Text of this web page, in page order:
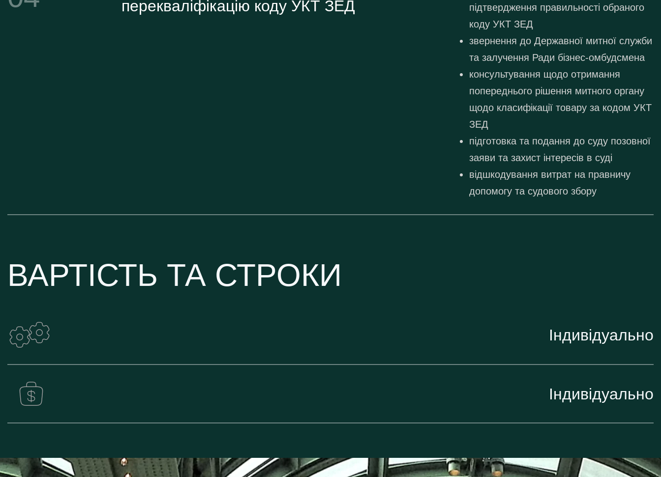
перекваліфікацію коду УКТ ЗЕД
підтвердження правильності обраного
коду УКТ ЗЕД
звернення до Державної митної служби
та залучення Ради бізнес-омбудсмена
консультування щодо отримання
попереднього рішення митного органу
щодо класифікації товару за кодом УКТ
ЗЕД
підготовка та подання до суду позовної
заяви та захист інтересів в суді
відшкодування витрат на правничу
допомогу та судового збору
ВАРТІСТЬ ТА СТРОКИ
Індивідуально
Індивідуально